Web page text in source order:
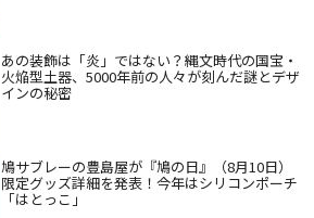
あの装飾は「炎」ではない？縄文時代の国宝・
火焔型土器、5000年前の人々が刻んだ謎とデザ
インの秘密
鳩サブレーの豊島屋が『鳩の日』（8月10日）
限定グッズ詳細を発表！今年はシリコンポーチ
「はとっこ」